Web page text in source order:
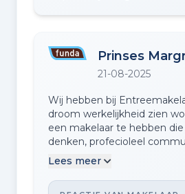
21-08-2025
Wij hebben bij
droom werkelijkheid zien
een makelaar te hebben
denken, profecioleel
voor je maakt. Je merkt dat
antwoord op je vraag en
Lees meer